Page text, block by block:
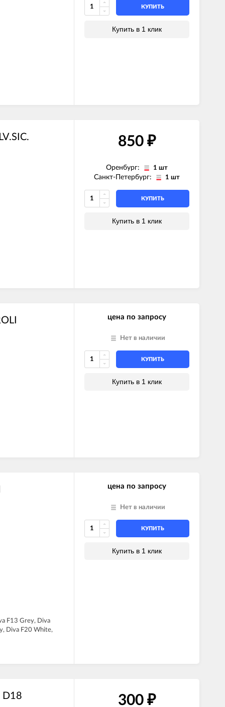
КУПИТЬ
Купить в 1 клик
850 ₽
Оренбург: 1 шт
Санкт-Петербург: 1 шт
КУПИТЬ
Купить в 1 клик
цена по запросу
Нет в наличии
КУПИТЬ
Купить в 1 клик
F13 Grey, Diva
Diva F20 White,
цена по запросу
Нет в наличии
КУПИТЬ
Купить в 1 клик
D18
300 ₽